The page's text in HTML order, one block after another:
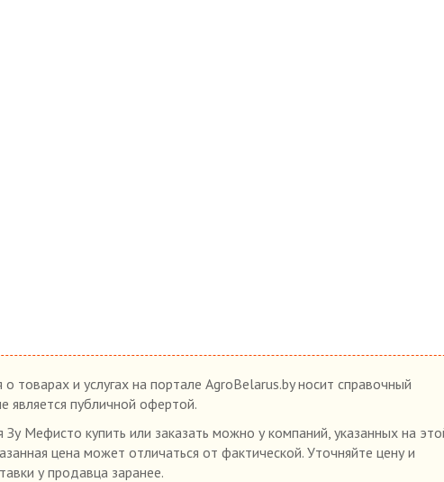
товарах и услугах на портале AgroBelarus.by носит справочный
является публичной офертой.
Зу Мефисто купить или заказать можно у компаний, указанных на
цена может отличаться от фактической. Уточняйте цену и
у продавца заранее.